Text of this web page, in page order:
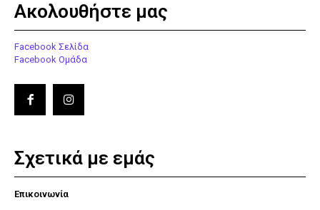
Ακολουθήστε μας
Facebook Σελίδα
Facebook Ομάδα
Σχετικά με εμάς
Επικοινωνία